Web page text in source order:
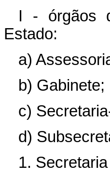
I - órgãos
Estado:
a)
b) Gabinete;
c)
d)
1.